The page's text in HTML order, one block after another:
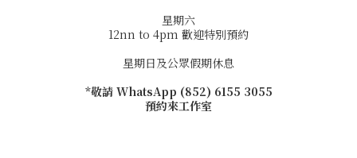
星期六
12nn to 4pm 歡迎特別預約
星期日及公眾假期休息
*敬請 WhatsApp (852) 6155 3055
預約來工作室